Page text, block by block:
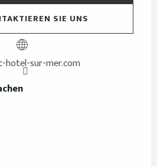
SIE UNS
hotel-sur-mer.com